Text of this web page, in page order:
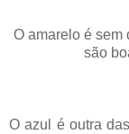
O amarelo é sem
são
O azul é outra